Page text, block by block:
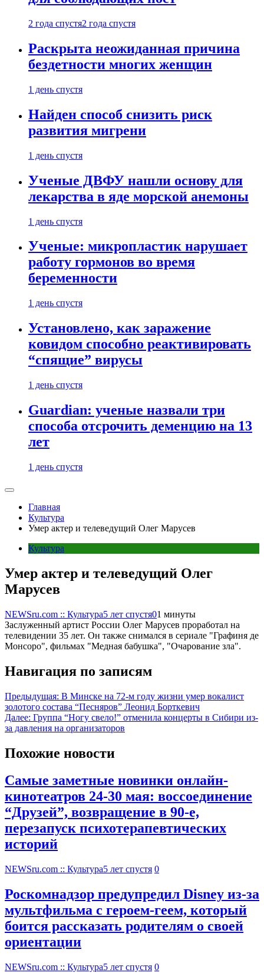
2 года спустя2 года спустя
Раскрыта неожиданная причина
бездетности многих женщин
1 день спустя
Найден способ снизить риск
развития мигрени
1 день спустя
Ученые ДВФУ нашли основу для
лекарства в яде морской анемоны
1 день спустя
Ученые: микропластик нарушает
работу гормонов во время
беременности
1 день спустя
Установлено, как заражение
ковидом способно реактивировать
“спящие” вирусы
1 день спустя
Guardian: ученые назвали три
способа отсрочить деменцию на 13
лет
1 день спустя
Главная
Культура
Умер актер и телеведущий Олег Марусев
Культура
Умер актер и телеведущий Олег
Марусев
NEWSru.com :: Культура5 лет спустя01 минуты
Заслуженный артист России Олег Марусев проработал на
телевидении 35 лет. Он также снимался в сериале "Графиня де
Монсоро", фильмах "Медная бабушка", "Очарование зла".
Навигация по записям
Предыдущая: В Минске на 72-м году жизни умер вокалист
золотого состава “Песняров” Леонид Борткевич
Далее: Группа “Ногу свело!” отменила концерты в Сибири из-
за давления на организаторов
Похожие новости
Самые заметные новинки онлайн-
кинотеатров 24-30 мая: воссоединение
“Друзей”, возвращение в 90-е,
перезапуск психотерапевтических
историй
NEWSru.com :: Культура5 лет спустя 0
Роскомнадзор предупредил Disney из-за
мультфильма c героем-геем, который
боится рассказать родителям о своей
ориентации
NEWSru.com :: Культура5 лет спустя 0